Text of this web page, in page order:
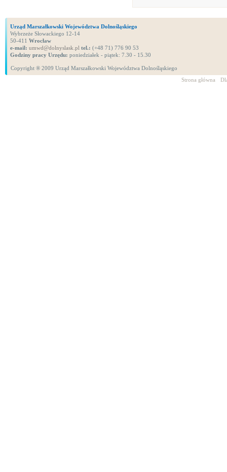
Urząd Marszałkowski Województwa Dolnośląskiego
Wybrzeże Słowackiego 12-14
50-411 Wrocław
e-mail: umwd@dolnyslask.pl tel.: (+48 71) 776 90 53
Godziny pracy Urzędu: poniedziałek - piątek: 7.30 - 15.30
Copyright ® 2009 Urząd Marszałkowski Województwa Dolnośląskiego
Strona główna